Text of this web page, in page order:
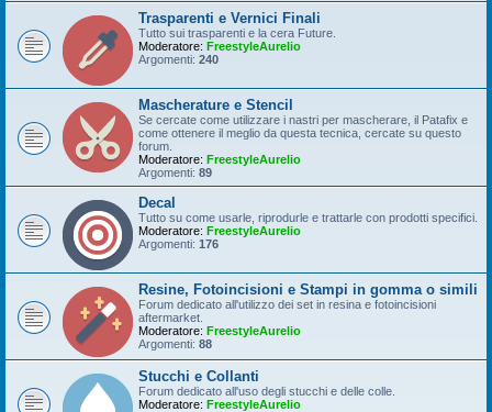
Trasparenti e Vernici Finali
Tutto sui trasparenti e la cera Future.
Moderatore: FreestyleAurelio
Argomenti: 240
Mascherature e Stencil
Se cercate come utilizzare i nastri per mascherare, il Patafix e
come ottenere il meglio da questa tecnica, cercate su questo
forum.
Moderatore: FreestyleAurelio
Argomenti: 89
Decal
Tutto su come usarle, riprodurle e trattarle con prodotti specifici.
Moderatore: FreestyleAurelio
Argomenti: 176
Resine, Fotoincisioni e Stampi in gomma o simili
Forum dedicato all'utilizzo dei set in resina e fotoincisioni
aftermarket.
Moderatore: FreestyleAurelio
Argomenti: 88
Stucchi e Collanti
Forum dedicato all'uso degli stucchi e delle colle.
Moderatore: FreestyleAurelio